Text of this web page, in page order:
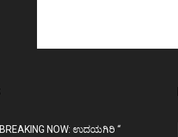
BREAKING NOW: ಉದಯಗಿರಿ “